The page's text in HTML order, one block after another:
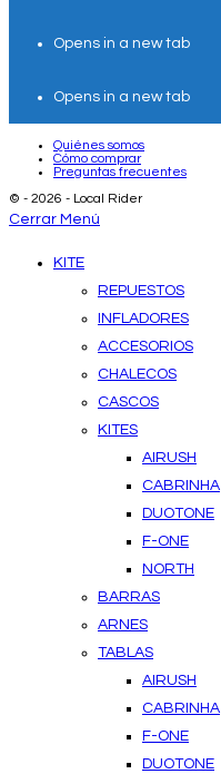
Opens in a new tab
Opens in a new tab
Quiénes somos
Cómo comprar
Preguntas frecuentes
© - 2026 - Local Rider
Cerrar Menú
KITE
REPUESTOS
INFLADORES
ACCESORIOS
CHALECOS
CASCOS
KITES
AIRUSH
CABRINHA
DUOTONE
F-ONE
NORTH
BARRAS
ARNES
TABLAS
AIRUSH
CABRINHA
F-ONE
DUOTONE